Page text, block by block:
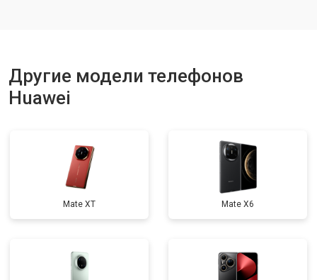
Другие модели телефонов
Huawei
Mate XT Mate X6